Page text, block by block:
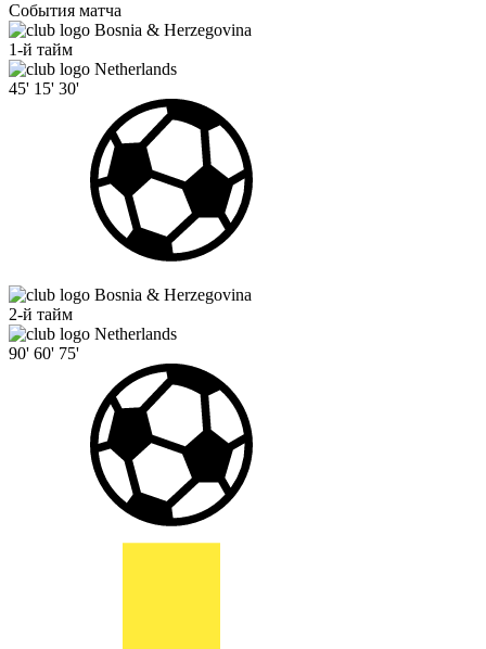
События матча
Bosnia & Herzegovina
1-й тайм
Netherlands
45' 15' 30'
Bosnia & Herzegovina
2-й тайм
Netherlands
90' 60' 75'